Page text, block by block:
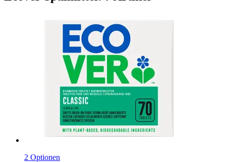
2 Optionen